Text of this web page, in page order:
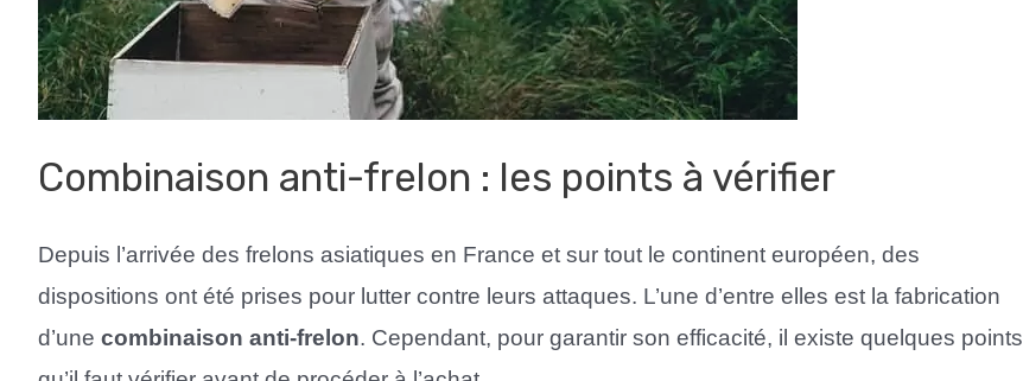
Combinaison anti-frelon : les points à vérifier
Depuis l’arrivée des frelons asiatiques en France et sur tout le continent européen, des
dispositions ont été prises pour lutter contre leurs attaques. L’une d’entre elles est la fabrication
d’une combinaison anti-frelon. Cependant, pour garantir son efficacité, il existe quelques points